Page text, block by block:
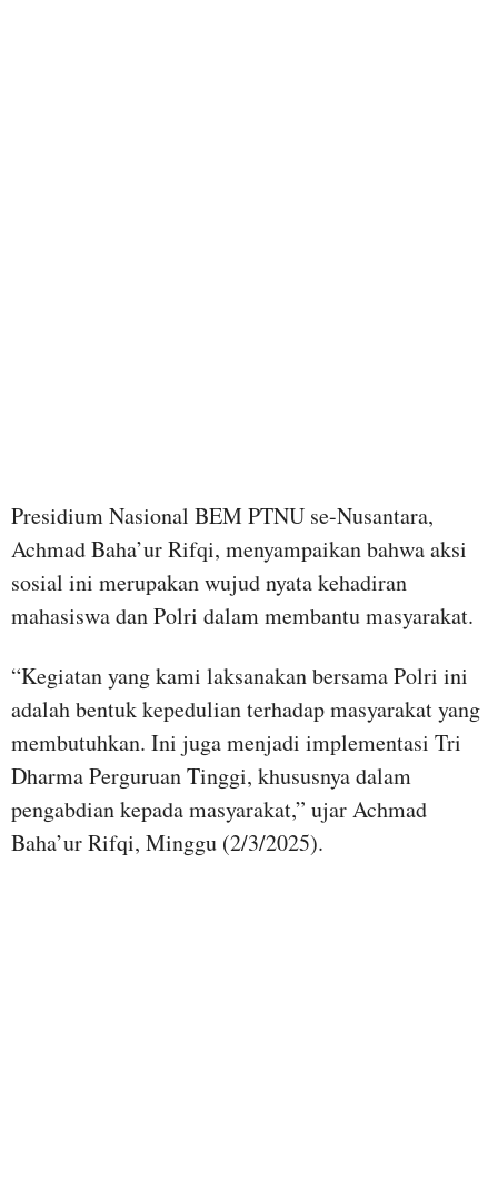
Presidium Nasional BEM PTNU se-Nusantara,
Achmad Baha’ur Rifqi, menyampaikan bahwa aksi
sosial ini merupakan wujud nyata kehadiran
mahasiswa dan Polri dalam membantu masyarakat.
“Kegiatan yang kami laksanakan bersama Polri ini
adalah bentuk kepedulian terhadap masyarakat yang
membutuhkan. Ini juga menjadi implementasi Tri
Dharma Perguruan Tinggi, khususnya dalam
pengabdian kepada masyarakat,” ujar Achmad
Baha’ur Rifqi, Minggu (2/3/2025).